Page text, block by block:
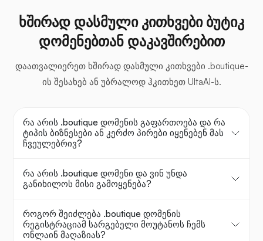
ხშირად დასმული კითხვები ბუტიკ
დომენებთან დაკავშირებით
დაათვალიერეთ ხშირად დასმული კითხვები .boutique-
ის შესახებ ან უბრალოდ ჰკითხეთ UltaAI-ს.
რა არის .boutique დომენის გაფართოება და რა
ტიპის ბიზნესები ან კერძო პირები იყენებენ მას
ჩვეულებრივ?
რა არის .boutique დომენი და ვინ უნდა
განიხილოს მისი გამოყენება?
როგორ შეიძლება .boutique დომენის
რეგისტრაციამ სარგებელი მოუტანოს ჩემს
ონლაინ მაღაზიას?